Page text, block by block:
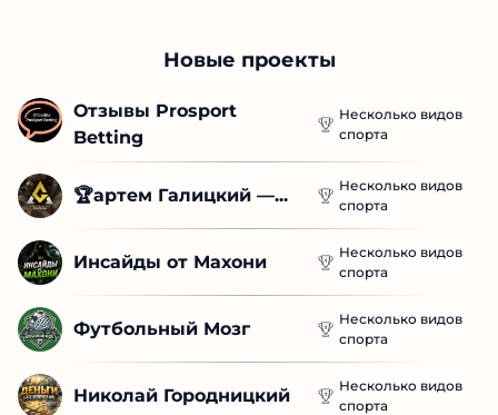
Новые проекты
Отзывы Prosport
Betting
Несколько видов
спорта
🏆артем Галицкий —...
Несколько видов
спорта
Инсайды от Махони
Несколько видов
спорта
Футбольный Мозг
Несколько видов
спорта
Николай Городницкий
Несколько видов
спорта